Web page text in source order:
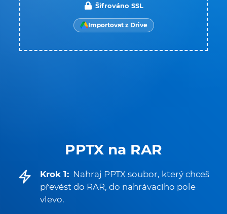
PPTX na RAR
Krok 1: Nahraj PPTX soubor, který chceš
převést do RAR, do nahrávacího pole
vlevo.
Šifrováno SSL
Importovat z Drive